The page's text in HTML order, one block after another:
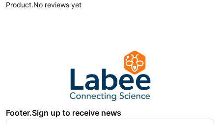
Product.No reviews yet
Footer.Sign up to receive news